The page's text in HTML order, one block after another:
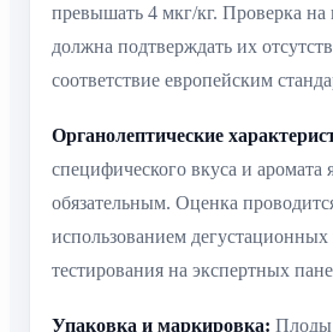
превышать 4 мкг/кг. Проверка
должна подтверждать их
соответствие европейским
Органолептические
специфического вкуса и аромата
обязательным. Оценка
использованием
тестирования на экспертных
Упаковка и маркировка: